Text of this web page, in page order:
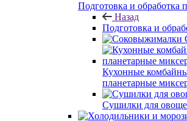
Подготовка и обработка
Назад
Подготовка и
Кухонные
планетарные
Сушилки для